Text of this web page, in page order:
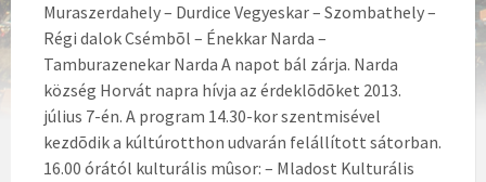
Muraszerdahely – Durdice Vegyeskar – Szombathely –
Régi dalok Csémbõl – Énekkar Narda –
Tamburazenekar Narda A napot bál zárja. Narda
község Horvát napra hívja az érdeklõdõket 2013.
július 7-én. A program 14.30-kor szentmisével
kezdõdik a kúltúrotthon udvarán felállított sátorban.
16.00 órától kulturális mûsor: – Mladost Kulturális